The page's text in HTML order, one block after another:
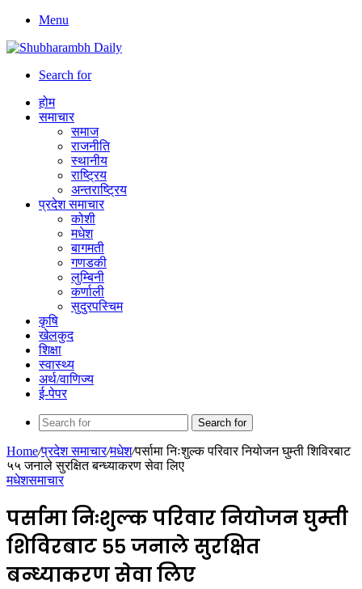
Menu
Search for
होम
समाचार
समाज
राजनीति
स्थानीय
राष्ट्रिय
अन्तराष्ट्रिय
प्रदेश समाचार
कोशी
मधेश
बागमती
गणडकी
लुम्बिनी
कर्णाली
सुदुरपस्चिम
कृषि
खेलकुद
शिक्षा
स्वास्थ्य
अर्थ/वाणिज्य
ई-पेपर
Search for
Home/प्रदेश समाचार/मधेश/पर्सामा निःशुल्क परिवार नियोजन घुम्ती शिविरबाट
५५ जनाले सुरक्षित बन्ध्याकरण सेवा लिए
मधेशसमाचार
पर्सामा निःशुल्क परिवार नियोजन घुम्ती
शिविरबाट ५५ जनाले सुरक्षित
बन्ध्याकरण सेवा लिए